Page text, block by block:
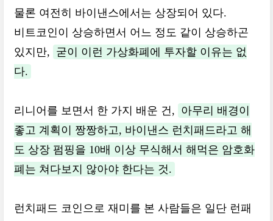
물론 여전히 바이낸스에서는 상장되어 있다.
비트코인이 상승하면서 어느 정도 같이 상승하곤
있지만, 굳이 이런 가상화폐에 투자할 이유는 없
다.
리니어를 보면서 한 가지 배운 건, 아무리 배경이
좋고 계획이 짱짱하고, 바이낸스 런치패드라고 해
도 상장 펌핑을 10배 이상 무식해서 해먹은 암호화
폐는 쳐다보지 않아야 한다는 것.
런치패드 코인으로 재미를 본 사람들은 일단 런패